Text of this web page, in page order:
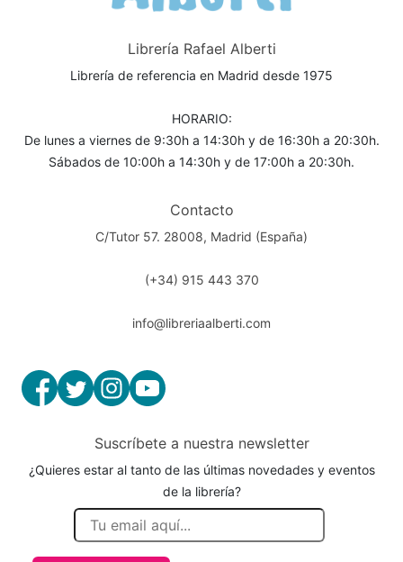
Librería Rafael Alberti
Librería de referencia en Madrid desde 1975
HORARIO:
De lunes a viernes de 9:30h a 14:30h y de 16:30h a 20:30h.
Sábados de 10:00h a 14:30h y de 17:00h a 20:30h.
Contacto
C/Tutor 57. 28008, Madrid (España)
(+34) 915 443 370
info@libreriaalberti.com
Suscríbete a nuestra newsletter
¿Quieres estar al tanto de las últimas novedades y eventos
de la librería?